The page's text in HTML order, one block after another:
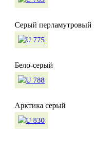
Серый перламутровый
Бело-серый
Арктика серый